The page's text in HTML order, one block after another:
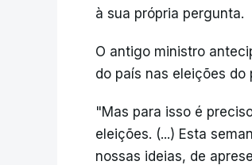
à sua própria pergunta.
O antigo ministro
do país nas eleições do
"Mas para isso é
eleições. (...) Esta
nossas ideias, de